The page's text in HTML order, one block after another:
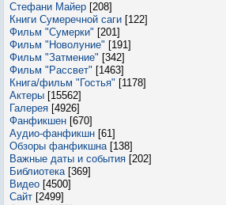
Стефани Майер [208]
Книги Сумеречной саги [122]
Фильм "Сумерки" [201]
Фильм "Новолуние" [191]
Фильм "Затмение" [342]
Фильм "Рассвет" [1463]
Книга/фильм "Гостья" [1178]
Актеры [15562]
Галерея [4926]
Фанфикшен [670]
Аудио-фанфикшн [61]
Обзоры фанфикшна [138]
Важные даты и события [202]
Библиотека [369]
Видео [4500]
Сайт [2499]